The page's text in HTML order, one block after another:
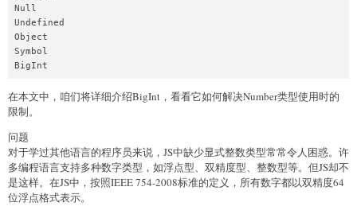
Null
Undefined
Object
Symbol
在本文中，咱们将详细介绍BigInt，看看它如何解决Number类型使用时的
限制。
问题
对于学过其他语言的程序员来说，JS中缺少显式整数类型常常令人困惑。许
多编程语言支持多种数字类型，如浮点型、双精度型、整数型等。但JS却不
是这样。在JS中，按照IEEE 754-2008标准的定义，所有数字都以双精度64
位浮点格式表示。